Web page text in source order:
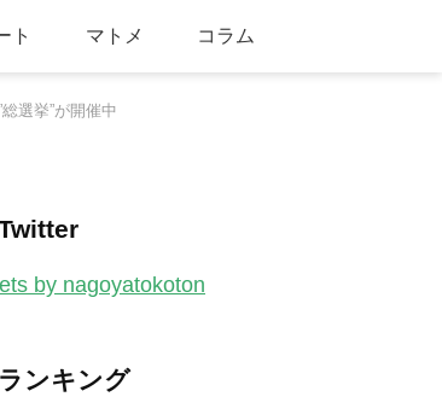
ト マトメ コラム
選挙”が開催中
by nagoyatokoton
ランキング